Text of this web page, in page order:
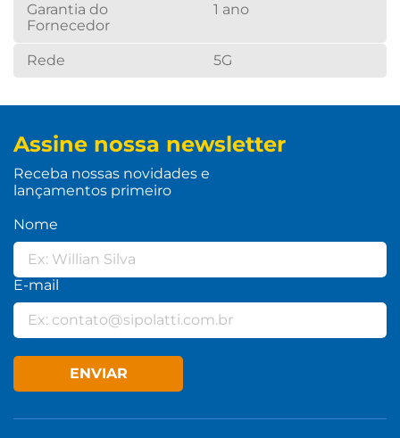
Garantia do
Fornecedor
1 ano
Rede 5G
Assine nossa newsletter
Receba nossas novidades e
lançamentos primeiro
Nome
E-mail
ENVIAR